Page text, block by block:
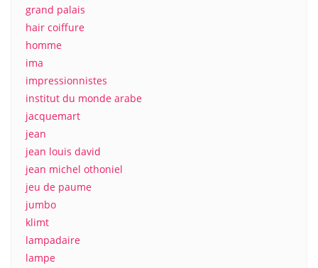
grand palais
hair coiffure
homme
ima
impressionnistes
institut du monde arabe
jacquemart
jean
jean louis david
jean michel othoniel
jeu de paume
jumbo
klimt
lampadaire
lampe